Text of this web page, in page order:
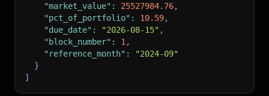
"market_value" : 25527984.76,
"pct_of_portfolio" : 10.59,
"due_date" : "2026-08-15" ,
"block_number" : 1 ,
"reference_month" :
"2024-09"
}
]